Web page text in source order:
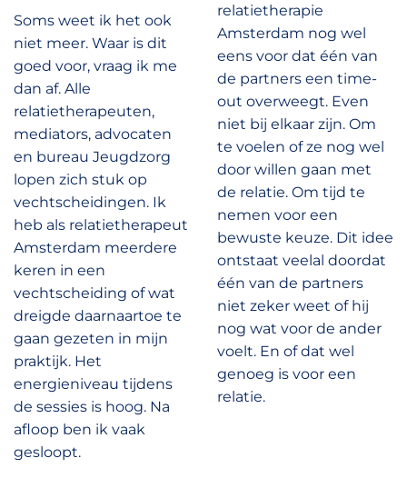
Soms weet ik het ook
niet meer. Waar is dit
goed voor, vraag ik me
dan af. Alle
relatietherapeuten,
mediators, advocaten
en bureau Jeugdzorg
lopen zich stuk op
vechtscheidingen. Ik
heb als relatietherapeut
Amsterdam meerdere
keren in een
vechtscheiding of wat
dreigde daarnaartoe te
gaan gezeten in mijn
praktijk. Het
energieniveau tijdens
de sessies is hoog. Na
afloop ben ik vaak
gesloopt.
relatietherapie
Amsterdam nog wel
eens voor dat één van
de partners een time-
out overweegt. Even
niet bij elkaar zijn. Om
te voelen of ze nog wel
door willen gaan met
de relatie. Om tijd te
nemen voor een
bewuste keuze. Dit idee
ontstaat veelal doordat
één van de partners
niet zeker weet of hij
nog wat voor de ander
voelt. En of dat wel
genoeg is voor een
relatie.